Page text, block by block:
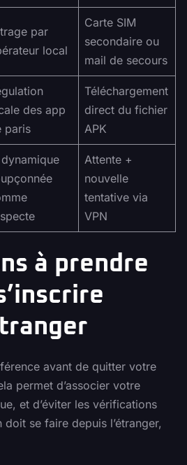
par
local
Carte SIM
secondaire ou
mail de secours
des app
paris
Téléchargement
direct du fichier
APK
dynamique
Attente +
nouvelle
tentative via
VPN
à prendre
avant de quitter votre
permet d’associer votre
et d’éviter les vérifications
doit se faire depuis l’étranger,